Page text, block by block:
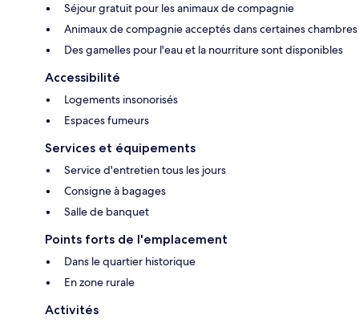
Séjour gratuit pour les animaux de compagnie
Animaux de compagnie acceptés dans certaines chambres
Des gamelles pour l'eau et la nourriture sont disponibles
Accessibilité
Logements insonorisés
Espaces fumeurs
Services et équipements
Service d'entretien tous les jours
Consigne à bagages
Salle de banquet
Points forts de l'emplacement
Dans le quartier historique
En zone rurale
Activités